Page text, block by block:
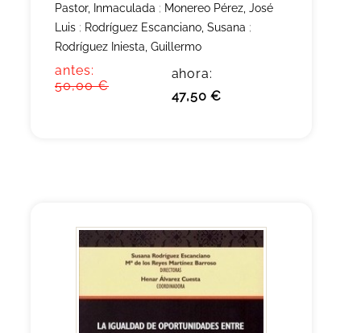
Pastor, Inmaculada ; Monereo Pérez, José
Luis ; Rodríguez Escanciano, Susana ;
Rodríguez Iniesta, Guillermo
antes:
50,00 €
ahora:
47,50 €